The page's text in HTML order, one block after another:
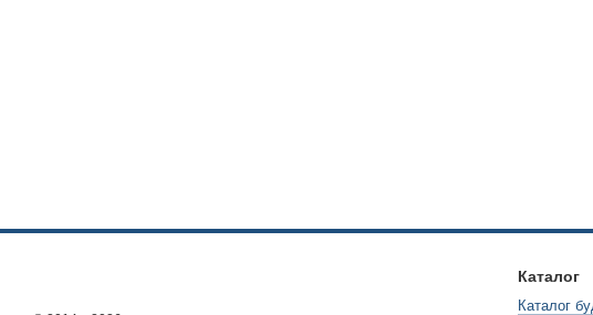
Каталог
Каталог